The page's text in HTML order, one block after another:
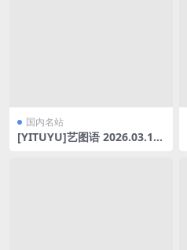
国内名站
[YITUYU]艺图语 2026.03.14